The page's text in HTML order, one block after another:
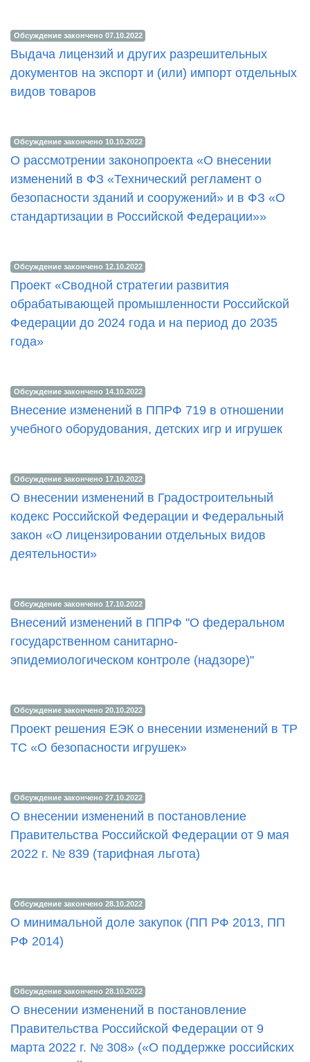
Обсуждение закончено 07.10.2022
Выдача лицензий и других разрешительных
документов на экспорт и (или) импорт отдельных
видов товаров
Обсуждение закончено 10.10.2022
О рассмотрении законопроекта «О внесении
изменений в ФЗ «Технический регламент о
безопасности зданий и сооружений» и в ФЗ «О
стандартизации в Российской Федерации»»
Обсуждение закончено 12.10.2022
Проект «Сводной стратегии развития
обрабатывающей промышленности Российской
Федерации до 2024 года и на период до 2035
года»
Обсуждение закончено 14.10.2022
Внесение изменений в ППРФ 719 в отношении
учебного оборудования, детских игр и игрушек
Обсуждение закончено 17.10.2022
О внесении изменений в Градостроительный
кодекс Российской Федерации и Федеральный
закон «О лицензировании отдельных видов
деятельности»
Обсуждение закончено 17.10.2022
Внесений изменений в ППРФ "О федеральном
государственном санитарно-
эпидемиологическом контроле (надзоре)"
Обсуждение закончено 20.10.2022
Проект решения ЕЭК о внесении изменений в ТР
ТС «О безопасности игрушек»
Обсуждение закончено 27.10.2022
О внесении изменений в постановление
Правительства Российской Федерации от 9 мая
2022 г. № 839 (тарифная льгота)
Обсуждение закончено 28.10.2022
О минимальной доле закупок (ПП РФ 2013, ПП
РФ 2014)
Обсуждение закончено 28.10.2022
О внесении изменений в постановление
Правительства Российской Федерации от 9
марта 2022 г. № 308» (‎«О поддержке российских